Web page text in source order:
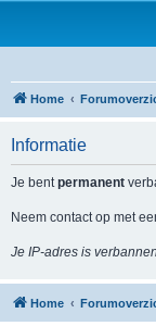
Home
Informatie
Je bentpermanent
Neem contact op met
Je IP-adres is
Home